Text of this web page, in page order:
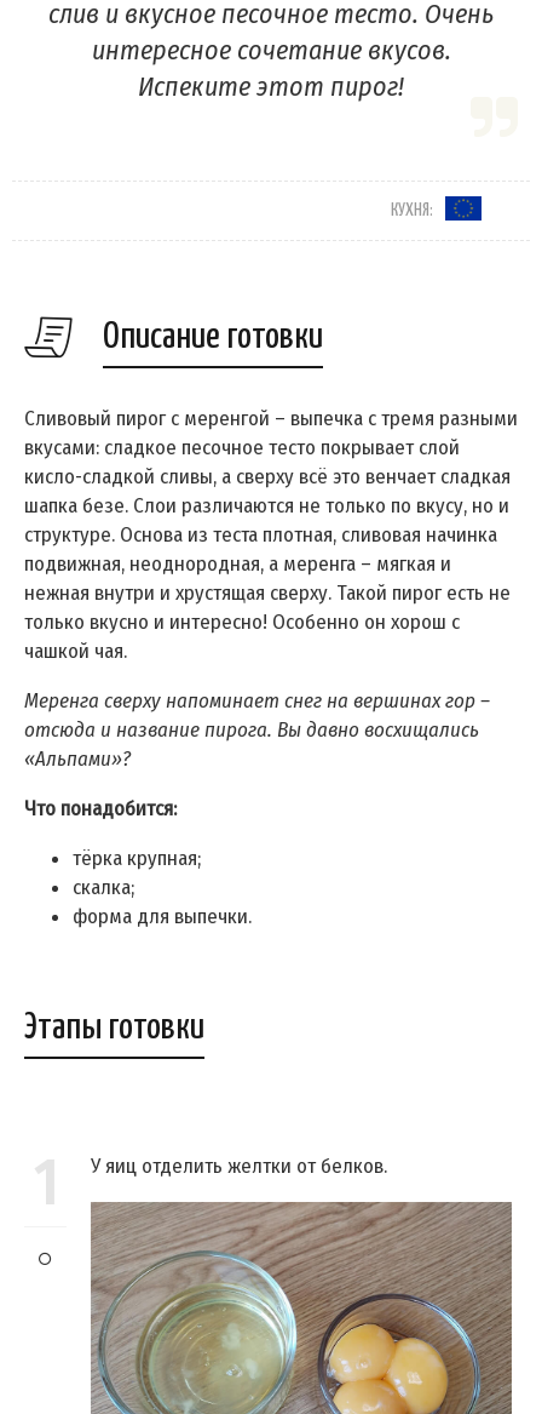
слив и вкусное песочное тесто. Очень
интересное сочетание вкусов.
Испеките этот пирог!
КУХНЯ:
Описание готовки
Сливовый пирог с меренгой – выпечка с тремя разными
вкусами: сладкое песочное тесто покрывает слой
кисло-сладкой сливы, а сверху всё это венчает сладкая
шапка безе. Слои различаются не только по вкусу, но и
структуре. Основа из теста плотная, сливовая начинка
подвижная, неоднородная, а меренга – мягкая и
нежная внутри и хрустящая сверху. Такой пирог есть не
только вкусно и интересно! Особенно он хорош с
чашкой чая.
Меренга сверху напоминает снег на вершинах гор –
отсюда и название пирога. Вы давно восхищались
«Альпами»?
Что понадобится:
тёрка крупная;
скалка;
форма для выпечки.
Этапы готовки
1 У яиц отделить желтки от белков.